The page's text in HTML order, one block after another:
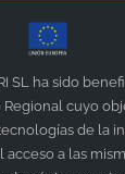
SL ha sido
cuyo
de la
a las